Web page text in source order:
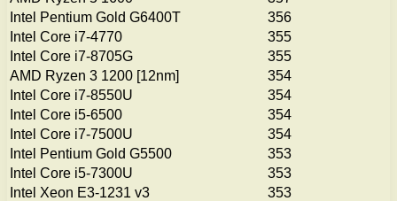
Intel Pentium Gold G6400T
356
Intel Core i7-4770
355
Intel Core i7-8705G
355
AMD Ryzen 3 1200 [12nm]
354
Intel Core i7-8550U
354
Intel Core i5-6500
354
Intel Core i7-7500U
354
Intel Pentium Gold G5500
353
Intel Core i5-7300U
353
Intel Xeon E3-1231 v3
353